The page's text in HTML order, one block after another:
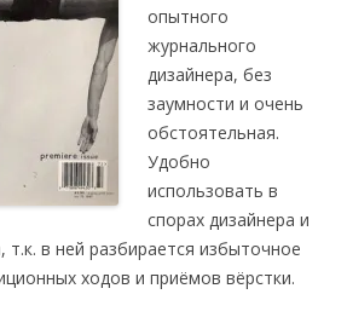
опытного
журнального
дизайнера, без
заумности и очень
обстоятельная.
Удобно
использовать в
спорах дизайнера и
т.к. в ней разбирается избыточное
ходов и приёмов вёрстки.